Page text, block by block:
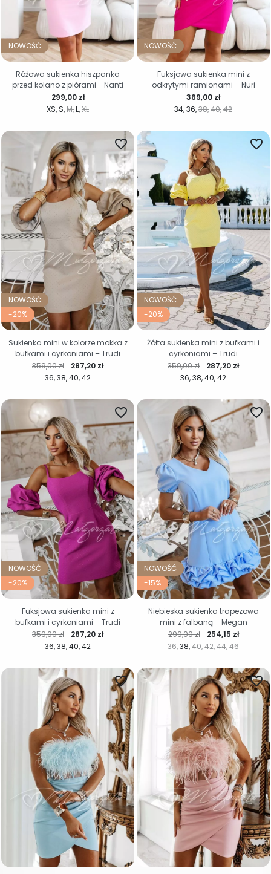
NOWOŚĆ
XS S M L XL
Cena
299,00 zł
Różowa sukienka hiszpanka
przed kolano z piórami - Nanti
NOWOŚĆ
34 36 38 40 42
Cena
369,00 zł
Fuksjowa sukienka mini z
odkrytymi ramionami – Nuri
NOWOŚĆ
-20%
36 38 40 42
favorite_border
Cena regularna
359,00 zł Cena
287,20 zł
Sukienka mini w kolorze mokka z
bufkami i cyrkoniami – Trudi
NOWOŚĆ
-20%
36 38 40 42
favorite_border
Cena regularna
359,00 zł Cena
287,20 zł
Żółta sukienka mini z bufkami i
cyrkoniami – Trudi
NOWOŚĆ
-20%
36 38 40 42
favorite_border
Cena regularna
359,00 zł Cena
287,20 zł
Fuksjowa sukienka mini z
bufkami i cyrkoniami – Trudi
NOWOŚĆ
-15%
36 38 40 42 44 46
favorite_border
Cena regularna
299,00 zł Cena
254,15 zł
Niebieska sukienka trapezowa
mini z falbaną – Megan
favorite_border favorite_border